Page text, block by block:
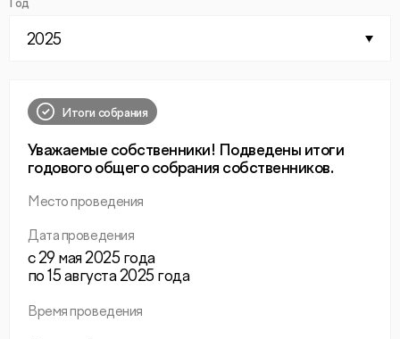
Год
2025
Итоги собрания
Уважаемые собственники! Подведены итоги
годового общего собрания собственников.
Место проведения
Дата проведения
с 29 мая 2025 года
по 15 августа 2025 года
Время проведения